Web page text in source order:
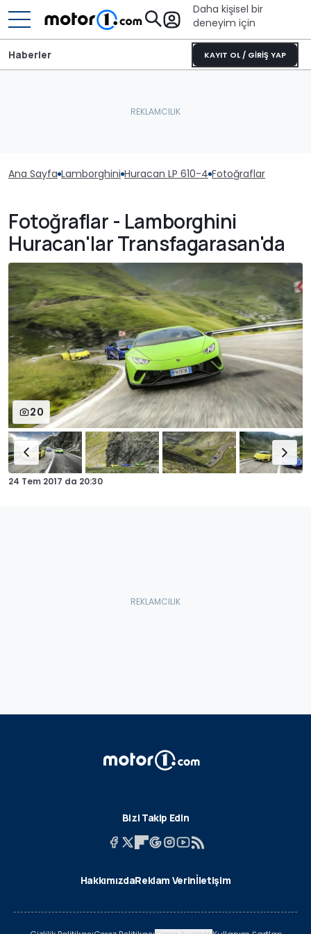
Daha kişisel bir
deneyim için
KAYIT OL / GİRİŞ YAP
Haberler
Ana Sayfa Lamborghini Huracan LP 610-4 Fotoğraflar
Fotoğraflar - Lamborghini
Huracan'lar Transfagarasan'da
20
24 Tem 2017 da 20:30
Bizi Takip Edin
HakkımızdaReklam Verinİletişim